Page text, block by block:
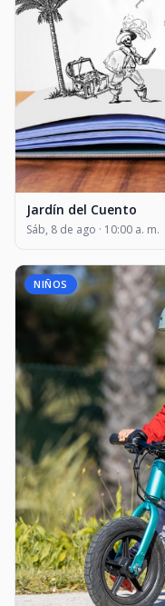
Jardín del Cuento
Sáb, 8 de ago · 10:00 a. m.
NIÑOS